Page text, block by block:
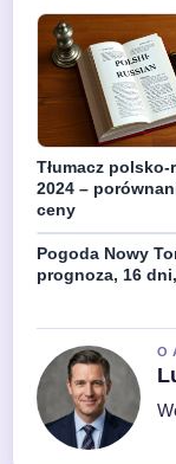
Tłumacz
2024 –
ceny
Pogoda Nowy
prognoza, 16
O